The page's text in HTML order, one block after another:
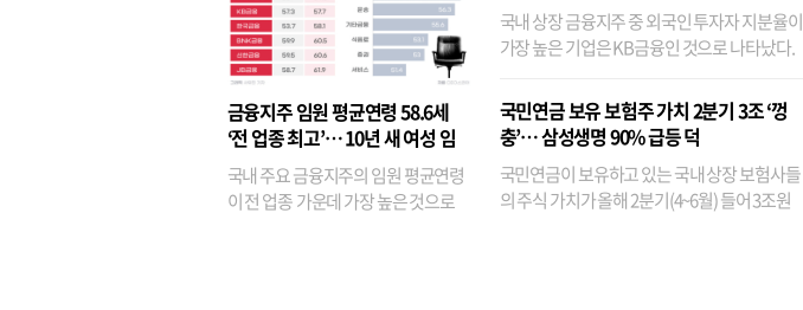
금융지주 임원 평균연령 58.6세
‘전 업종 최고’… 10년 새 여성 임
원은 14배 껑충
국내 주요 금융지주의 임원 평균연령
이 전 업종 가운데 가장 높은 것으로
국내 상장 금융지주 중 외국인 투자자 지분율이
가장 높은 기업은 KB금융인 것으로 나타났다.
융이었다. 특히 KB금융은 지난달 말 기준 해외
기관투자자 지분율이...
국민연금 보유 보험주 가치 2분기 3조 ‘껑
충’… 삼성생명 90% 급등 덕
국민연금이 보유하고 있는 국내 상장 보험사들
의 주식 가치가 올해 2분기(4~6월) 들어 3조원